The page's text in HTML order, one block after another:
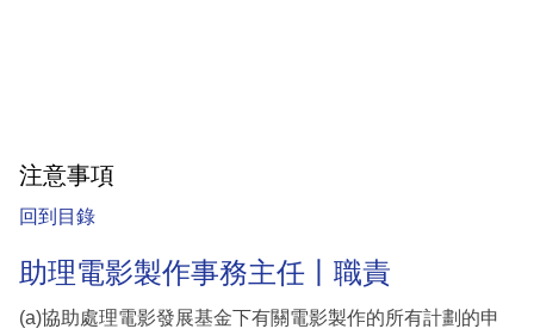
注意事項
回到目錄
助理電影製作事務主任丨職責
(a)協助處理電影發展基金下有關電影製作的所有計劃的申